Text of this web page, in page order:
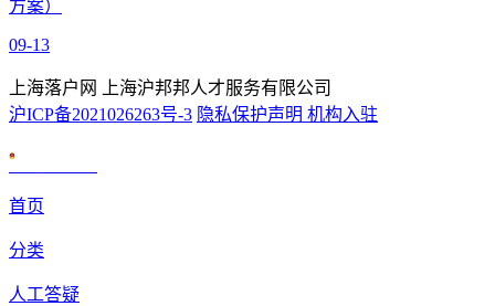
方案）
09-13
上海落户网 上海沪邦邦人才服务有限公司
沪ICP备2021026263号-3 隐私保护声明 机构入驻
首页
分类
人工答疑